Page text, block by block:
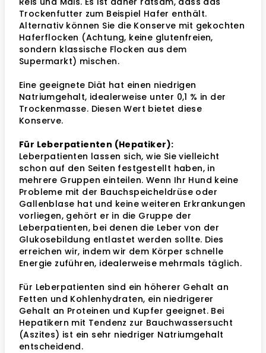
Trockenfutter zum Beispiel Hafer enthält.
Alternativ können Sie die Konserve mit gekochten
Haferflocken (Achtung, keine glutenfreien,
sondern klassische Flocken aus dem
Supermarkt) mischen.
Eine geeignete Diät hat einen niedrigen
Natriumgehalt, idealerweise unter 0,1 % in der
Trockenmasse. Diesen Wert bietet diese
Konserve.
Für Leberpatienten (Hepatiker):
Leberpatienten lassen sich, wie Sie vielleicht
schon auf den Seiten festgestellt haben, in
mehrere Gruppen einteilen. Wenn Ihr Hund keine
Probleme mit der Bauchspeicheldrüse oder
Gallenblase hat und keine weiteren Erkrankungen
vorliegen, gehört er in die Gruppe der
Leberpatienten, bei denen die Leber von der
Glukosebildung entlastet werden sollte. Dies
erreichen wir, indem wir dem Körper schnelle
Energie zuführen, idealerweise mehrmals täglich.
Für Leberpatienten sind ein höherer Gehalt an
Fetten und Kohlenhydraten, ein niedrigerer
Gehalt an Proteinen und Kupfer geeignet. Bei
Hepatikern mit Tendenz zur Bauchwassersucht
(Aszites) ist ein sehr niedriger Natriumgehalt
entscheidend.